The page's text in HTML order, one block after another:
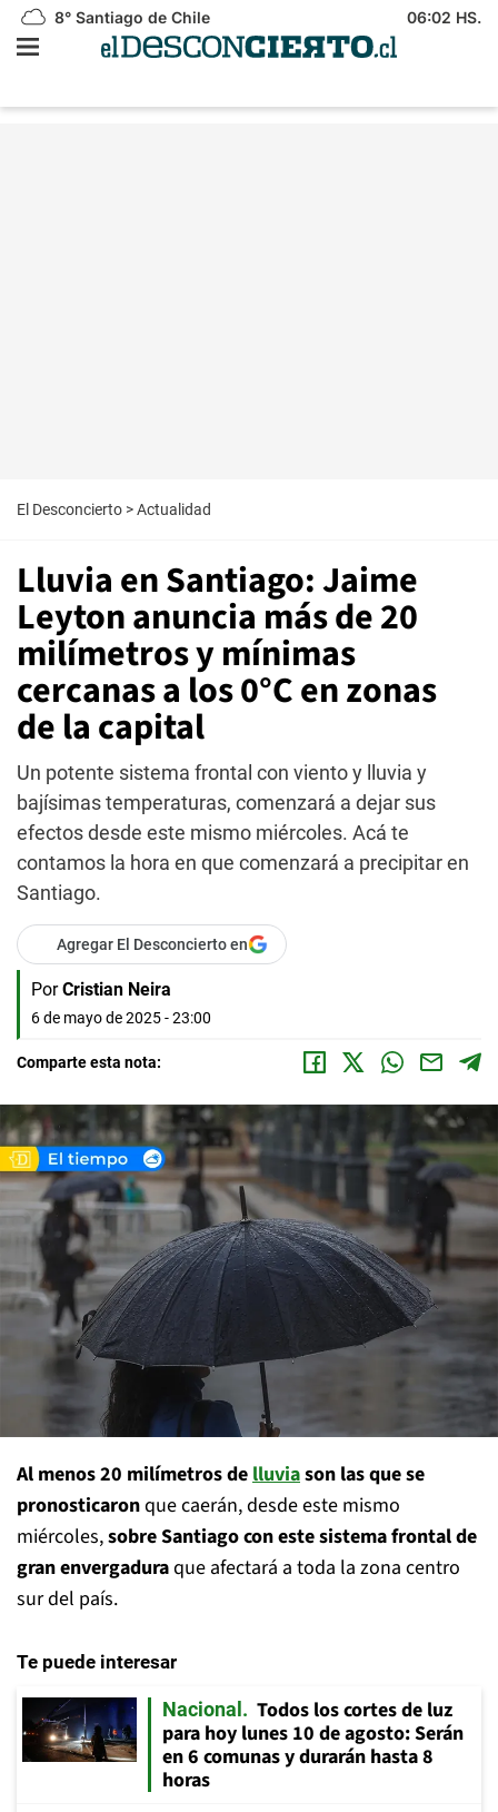
8° Santiago de Chile 06:02 HS.
El Desconcierto >Actualidad
Lluvia en Santiago: Jaime
Leyton anuncia más de 20
milímetros y mínimas
cercanas a los 0°C en zonas
de la capital
Un potente sistema frontal con viento y lluvia y
bajísimas temperaturas, comenzará a dejar sus
efectos desde este mismo miércoles. Acá te
contamos la hora en que comenzará a precipitar en
Santiago.
Agregar El Desconcierto en
Por Cristian Neira
6 de mayo de 2025 - 23:00
Comparte esta nota:
Al menos 20 milímetros de lluviason las que se
pronosticaronque caerán, desde este mismo
miércoles,sobre Santiago con este sistema frontal de
gran envergaduraque afectará a toda la zona centro
sur del país.
Te puede interesar
Nacional
Todos los cortes de luz
para hoy lunes 10 de agosto: Serán
en 6 comunas y durarán hasta 8
horas